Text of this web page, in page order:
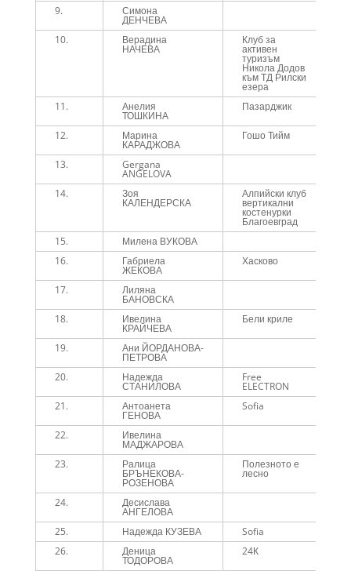
9.
Симона
ДЕНЧЕВА
10. Верадина
НАЧЕВА
Клуб за
активен
туризъм
Никола Додов
към ТД Рилски
езера
11. Анелия
ТОШКИНА
Пазарджик
12. Марина
КАРАДЖОВА
Гошо Тийм
13. Gergana
ANGELOVA
14. Зоя
КАЛЕНДЕРСКА
Алпийски клуб
вертикални
костенурки
Благоевград
15. Милена ВУКОВА
16.
Габриела
ЖЕКОВА
Хасково
17. Лиляна
БАНОВСКА
18. Ивелина
КРАЙЧЕВА
Бели криле
19. Ани ЙОРДАНОВА-
ПЕТРОВА
20. Надежда
СТАНИЛОВА
Free
ELECTRON
21. Антоанета
ГЕНОВА
Sofia
22. Ивелина
МАДЖАРОВА
23. Ралица
БРЪНЕКОВА-
РОЗЕНОВА
Полезното е
лесно
24. Десислава
АНГЕЛОВА
25. Надежда КУЗЕВА Sofia
26.
Деница
ТОДОРОВА
24К